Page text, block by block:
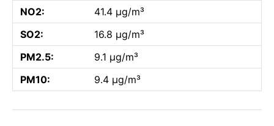
NO2:
41.4 µg/m³
SO2:
16.8 µg/m³
PM2.5:
9.1 µg/m³
PM10:
9.4 µg/m³